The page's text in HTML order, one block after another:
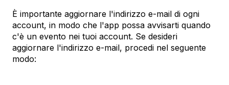
È importante aggiornare l'indirizzo e-mail di ogni
account, in modo che l'app possa avvisarti quando
c'è un evento nei tuoi account. Se desideri
aggiornare l'indirizzo e-mail, procedi nel seguente
modo: